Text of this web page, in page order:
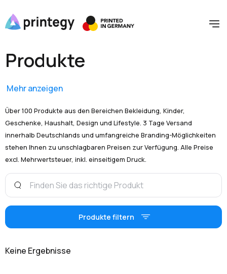
Produkte
Mehr anzeigen
Über 100 Produkte aus den Bereichen Bekleidung, Kinder,
Geschenke, Haushalt, Design und Lifestyle. 3 Tage Versand
innerhalb Deutschlands und umfangreiche Branding-Möglichkeiten
stehen Ihnen zu unschlagbaren Preisen zur Verfügung. Alle Preise
excl. Mehrwertsteuer, inkl. einseitigem Druck.
Produkte filtern
Keine Ergebnisse